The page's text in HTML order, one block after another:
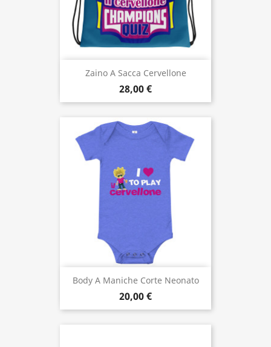
Zaino A Sacca Cervellone
28,00 €
Body A Maniche Corte Neonato
20,00 €